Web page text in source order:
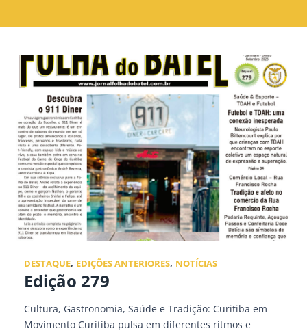
DESTAQUE, EDIÇÕES ANTERIORES, NOTÍCIAS
Edição 279
Cultura, Gastronomia, Saúde e Tradição: Curitiba em
Movimento Curitiba pulsa em diferentes ritmos e